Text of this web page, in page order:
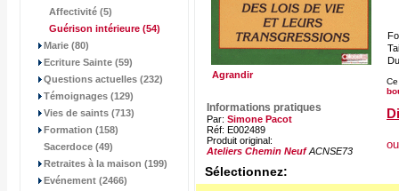
Affectivité (5)
Guérison intérieure (54)
Marie (80)
Ecriture Sainte (59)
Questions actuelles (232)
Témoignages (129)
Vies de saints (713)
Formation (158)
Sacerdoce (49)
Retraites à la maison (199)
Evénement (2466)
Agrandir
Informations pratiques
Par: Simone Pacot
Réf: E002489
Produit original:
Ateliers Chemin NeufACNSE73
Sélectionnez: